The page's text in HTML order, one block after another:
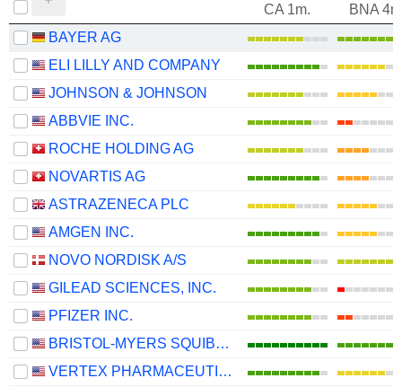
CA 1m.
BNA
BAYER AG
ELI LILLY AND COMPANY
JOHNSON & JOHNSON
ABBVIE INC.
ROCHE HOLDING AG
NOVARTIS AG
ASTRAZENECA PLC
AMGEN INC.
NOVO NORDISK A/S
GILEAD SCIENCES, INC.
PFIZER INC.
BRISTOL-MYERS SQUIBB COMPANY
VERTEX PHARMACEUTICALS INCORPORATED